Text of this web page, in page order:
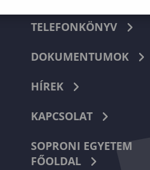
TELEFONKÖNYV
DOKUMENTUMOK
HÍREK
KAPCSOLAT
SOPRONI EGYETEM
FŐOLDAL